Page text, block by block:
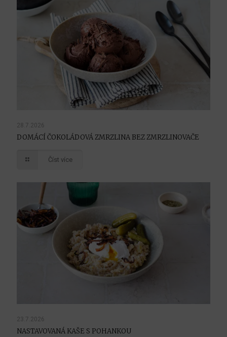
28.7.2026
DOMÁCÍ ČOKOLÁDOVÁ ZMRZLINA BEZ ZMRZLINOVAČE
Číst více
23.7.2026
NASTAVOVANÁ KAŠE S POHANKOU